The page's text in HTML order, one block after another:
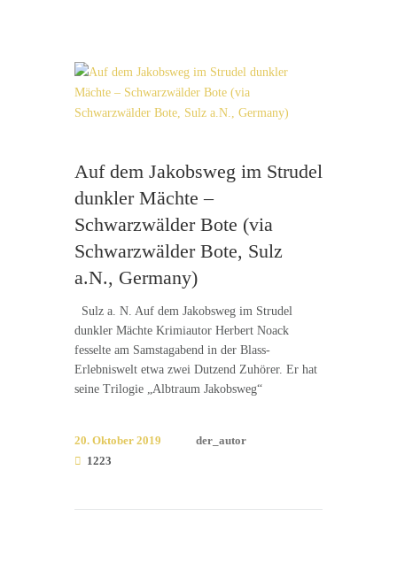
Auf dem Jakobsweg im Strudel
dunkler Mächte –
Schwarzwälder Bote (via
Schwarzwälder Bote, Sulz
a.N., Germany)
Sulz a. N. Auf dem Jakobsweg im Strudel
dunkler Mächte Krimiautor Herbert Noack
fesselte am Samstagabend in der Blass-
Erlebniswelt etwa zwei Dutzend Zuhörer. Er hat
seine Trilogie „Albtraum Jakobsweg“
20. Oktober 2019
der_autor
1223